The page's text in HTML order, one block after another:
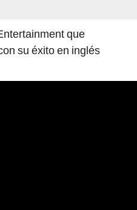
que
su éxito en inglés